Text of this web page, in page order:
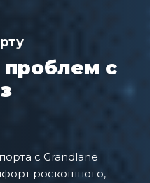
проблем с
с Grandlane
роскошного,